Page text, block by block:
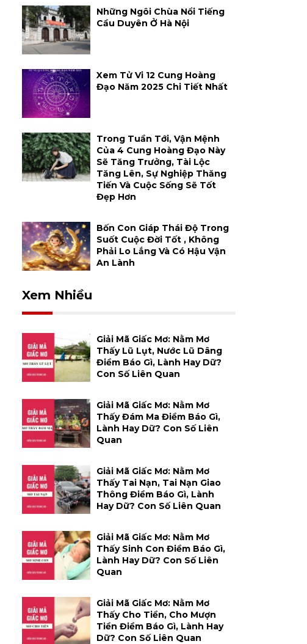
Những Ngôi Chùa Nổi Tiếng
Cầu Duyên Ở Hà Nội
Xem Tử Vi 12 Cung Hoàng
Đạo Năm 2025 Chi Tiết Nhất
Trong Tuần Tới, Vận Mệnh
Của 4 Cung Hoàng Đạo Này
Sẽ Tăng Trưởng, Tài Lộc
Tăng Lên, Sự Nghiệp Thăng
Tiến Và Cuộc Sống Sẽ Tốt
Đẹp Hơn
Bốn Con Giáp Thái Độ Trong
Suốt Cuộc Đời Tốt , Không
Phải Lo Lắng Và Có Hậu Vận
An Lành
Xem Nhiều
Giải Mã Giấc Mơ: Nằm Mơ
Thấy Lũ Lụt, Nước Lũ Dâng
Điềm Báo Gì, Lành Hay Dữ?
Con Số Liên Quan
Giải Mã Giấc Mơ: Nằm Mơ
Thấy Đám Ma Điềm Báo Gì,
Lành Hay Dữ? Con Số Liên
Quan
Giải Mã Giấc Mơ: Nằm Mơ
Thấy Tai Nạn, Tai Nạn Giao
Thông Điềm Báo Gì, Lành
Hay Dữ? Con Số Liên Quan
Giải Mã Giấc Mơ: Nằm Mơ
Thấy Sinh Con Điềm Báo Gì,
Lành Hay Dữ? Con Số Liên
Quan
Giải Mã Giấc Mơ: Nằm Mơ
Thấy Cho Tiền, Cho Mượn
Tiền Điềm Báo Gì, Lành Hay
Dữ? Con Số Liên Quan